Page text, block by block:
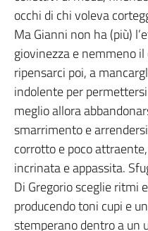
occhi di chi voleva
Ma Gianni non ha (più)
giovinezza e nemmeno
ripensarci poi, a
indolente per
meglio allora
smarrimento e
corrotto e poco
incrinata e appassita.
Di Gregorio sceglie ritmi
producendo toni cupi e
stemperano dentro a un